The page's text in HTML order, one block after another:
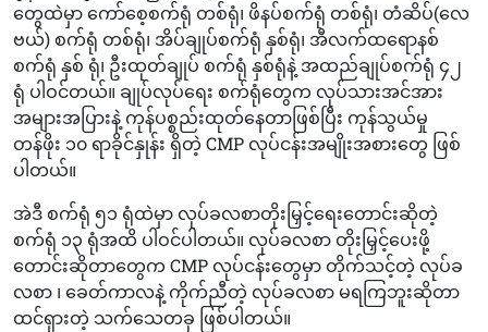
တွေထဲမှာ ကော်စေ့စက်ရုံ တစ်ရုံ၊ ဖိနပ်စက်ရုံ တစ်ရုံ၊ တံဆိပ်(လေ
ဗယ်) စက်ရုံ တစ်ရုံ၊ အိပ်ချုပ်စက်ရုံ နှစ်ရုံ၊ အီလက်ထရောနစ်
စက်ရုံ နှစ် ရုံ၊ ဦးထုတ်ချုပ် စက်ရုံ နှစ်ရုံနဲ့ အထည်ချုပ်စက်ရုံ ၄၂
ရုံ ပါဝင်တယ်။ ချုပ်လုပ်ရေး စက်ရုံတွေက လုပ်သားအင်အား
အများအပြားနဲ့ ကုန်ပစ္စည်းထုတ်နေတာဖြစ်ပြီး ကုန်သွယ်မှု
တန်ဖိုး ၁၀ ရာခိုင်နှုန်း ရှိတဲ့ CMP လုပ်ငန်းအမျိုးအစားတွေ ဖြစ်
ပါတယ်။
အဲဒီ စက်ရုံ ၅၁ ရုံထဲမှာ လုပ်ခလစာတိုးမြှင့်ရေးတောင်းဆိုတဲ့
စက်ရုံ ၁၃ ရုံအထိ ပါဝင်ပါတယ်။ လုပ်ခလစာ တိုးမြှင့်ပေးဖို့
တောင်းဆိုတာတွေက CMP လုပ်ငန်းတွေမှာ တိုက်သင့်တဲ့ လုပ်ခ
လစာ ၊ ခေတ်ကာလနဲ့ ကိုက်ညီတဲ့ လုပ်ခလစာ မရကြဘူးဆိုတာ
ထင်ရှားတဲ့ သက်သေတခု ဖြစ်ပါတယ်။